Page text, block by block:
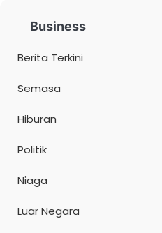
Business
Berita Terkini
Semasa
Hiburan
Politik
Niaga
Luar Negara